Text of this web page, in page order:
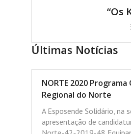
“Os
Últimas Notícias
NORTE 2020
Regional do Norte
A Esposende Solidário, na
apresentação de